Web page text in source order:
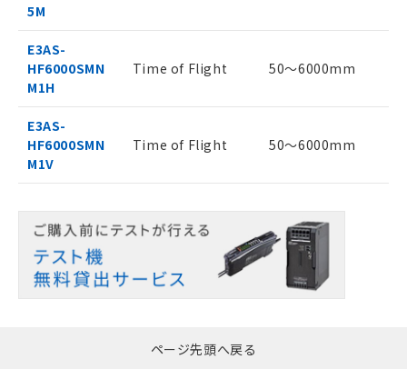
5M
E3AS-
HF6000SMN
M1H
Time of Flight 50～6000mm
E3AS-
HF6000SMN
M1V
Time of Flight 50～6000mm
ページ先頭へ戻る
※当社の共同利用者とは、"個人情報
用者の範囲」に記載されている法人を